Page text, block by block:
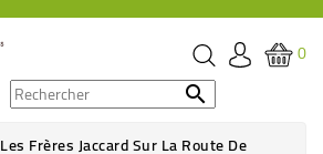
0

Les Frères Jaccard Sur La Route De